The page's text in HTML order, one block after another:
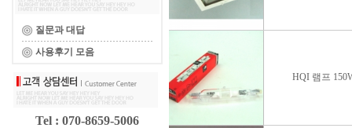
질문과 대답
사용후기 모음
Tel : 070-8659-5006
HQI 램프